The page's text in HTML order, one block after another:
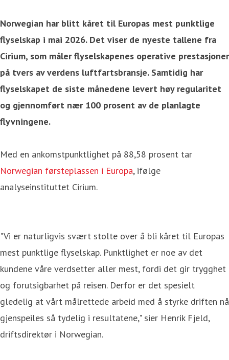
Norwegian har blitt kåret til Europas mest punktlige
flyselskap i mai 2026. Det viser de nyeste tallene fra
Cirium, som måler flyselskapenes operative prestasjoner
på tvers av verdens luftfartsbransje. Samtidig har
flyselskapet de siste månedene levert høy regularitet
og gjennomført nær 100 prosent av de planlagte
flyvningene.
Med en ankomstpunktlighet på 88,58 prosent tar
Norwegian førsteplassen i Europa, ifølge
analyseinstituttet Cirium.
"Vi er naturligvis svært stolte over å bli kåret til Europas
mest punktlige flyselskap. Punktlighet er noe av det
kundene våre verdsetter aller mest, fordi det gir trygghet
og forutsigbarhet på reisen. Derfor er det spesielt
gledelig at vårt målrettede arbeid med å styrke driften nå
gjenspeiles så tydelig i resultatene," sier Henrik Fjeld,
driftsdirektør i Norwegian.